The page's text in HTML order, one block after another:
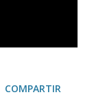
COMPARTIR